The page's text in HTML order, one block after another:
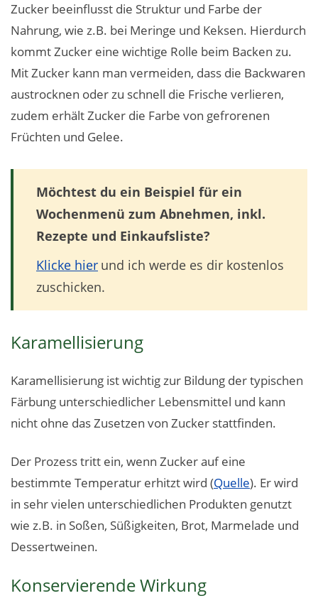
Zucker beeinflusst die Struktur und Farbe der
Nahrung, wie z.B. bei Meringe und Keksen. Hierdurch
kommt Zucker eine wichtige Rolle beim Backen zu.
Mit Zucker kann man vermeiden, dass die Backwaren
austrocknen oder zu schnell die Frische verlieren,
zudem erhält Zucker die Farbe von gefrorenen
Früchten und Gelee.
Möchtest du ein Beispiel für ein
Wochenmenü zum Abnehmen, inkl.
Rezepte und Einkaufsliste?
Klicke hier und ich werde es dir kostenlos
zuschicken.
Karamellisierung
Karamellisierung ist wichtig zur Bildung der typischen
Färbung unterschiedlicher Lebensmittel und kann
nicht ohne das Zusetzen von Zucker stattfinden.
Der Prozess tritt ein, wenn Zucker auf eine
bestimmte Temperatur erhitzt wird (Quelle). Er wird
in sehr vielen unterschiedlichen Produkten genutzt
wie z.B. in Soßen, Süßigkeiten, Brot, Marmelade und
Dessertweinen.
Konservierende Wirkung